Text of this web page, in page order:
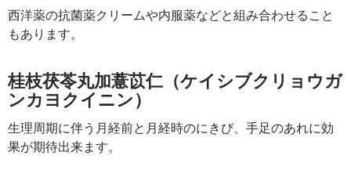
西洋薬の抗菌薬クリームや内服薬などと組み合わせること
もあります。
桂枝茯苓丸加薏苡仁（ケイシブクリョウガ
ンカヨクイニン）
生理周期に伴う月経前と月経時のにきび、手足のあれに効
果が期待出来ます。